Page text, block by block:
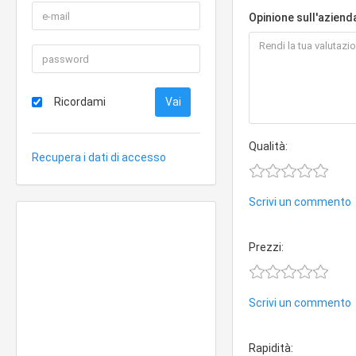
Ricordami
Recupera i dati di accesso
Opinione
Qualità:
Scrivi un commento
Prezzi:
Scrivi un commento
Rapidità: